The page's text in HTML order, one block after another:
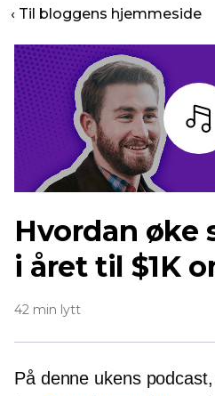
‹ Til bloggens hjemmeside
Hvordan øke
i året til $1K
42 min lytt
På denne ukens